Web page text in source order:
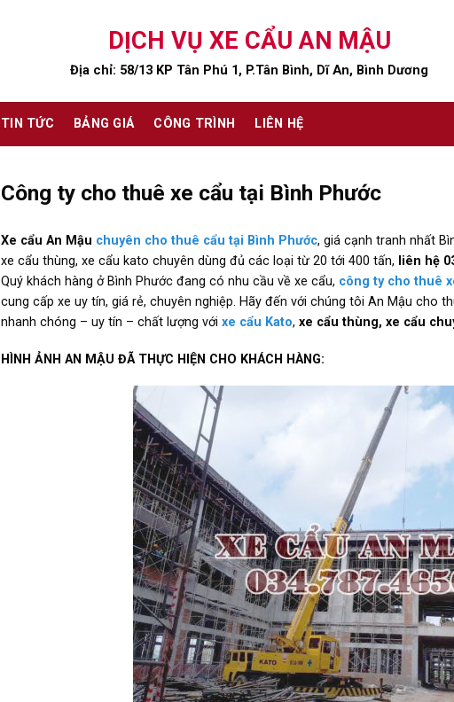
DỊCH VỤ XE CẨU AN MẬU
Địa chỉ: 58/13 KP Tân Phú 1, P.Tân Bình, Dĩ An, Bình Dương
TIN TỨC BẢNG GIÁ CÔNG TRÌNH LIÊN HỆ
Công ty cho thuê xe cẩu tại Bình Phước
Xe cẩu An Mậu chuyên cho thuê cẩu tại Bình Phước, giá cạnh tranh nhất
xe cẩu thùng, xe cẩu kato chuyên dùng đủ các loại từ 20 tới 400 tấn, liên hệ
Quý khách hàng ở Bình Phước đang có nhu cầu về xe cẩu, công ty cho thuê
cung cấp xe uy tín, giá rẻ, chuyên nghiệp. Hãy đến với chúng tôi An Mậu cho
nhanh chóng – uy tín – chất lượng với xe cẩu Kato, xe cẩu thùng, xe cẩu
HÌNH ẢNH AN MẬU ĐÃ THỰC HIỆN CHO KHÁCH HÀNG: